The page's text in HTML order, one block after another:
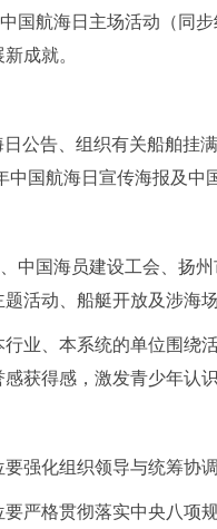
国航海日主场活动（同
成就。
公告、组织有关船舶挂
国航海日宣传海报及中
中国海员建设工会、扬
活动、船艇开放及涉海
业、本系统的单位围绕
获得感，激发青少年认
要强化组织领导与统筹
要严格贯彻落实中央八